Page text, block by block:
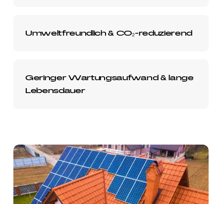
Umweltfreundlich & CO₂-reduzierend
Geringer Wartungsaufwand & lange
Lebensdauer